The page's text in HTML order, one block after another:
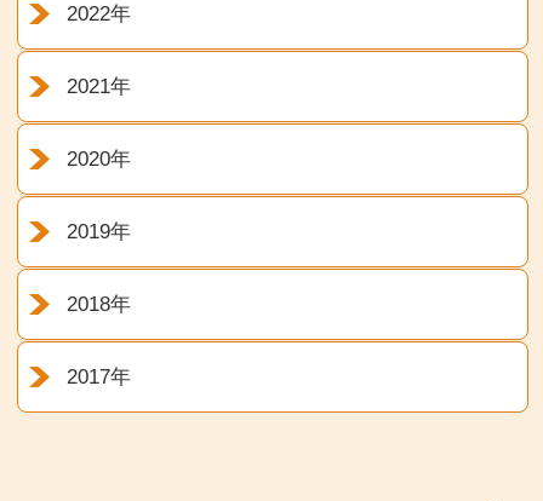
2022年
2021年
2020年
2019年
2018年
2017年